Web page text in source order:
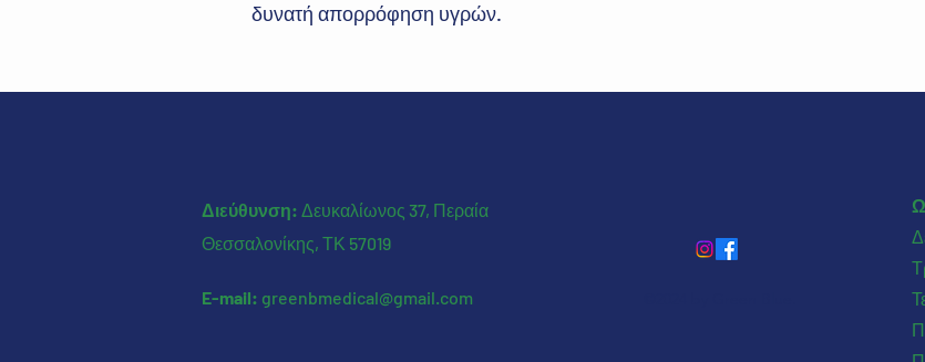
δυνατή απορρόφηση υγρών.
Διεύθυνση: Δευκαλίωνος 37, Περαία
Θεσσαλονίκης, ΤΚ 57019
E-mail: greenbmedical@gmail.com